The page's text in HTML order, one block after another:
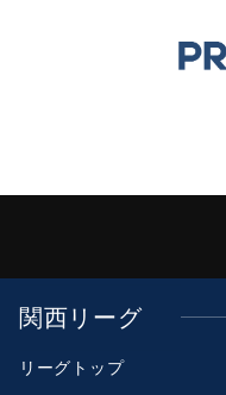
関西リーグ
リーグトップ